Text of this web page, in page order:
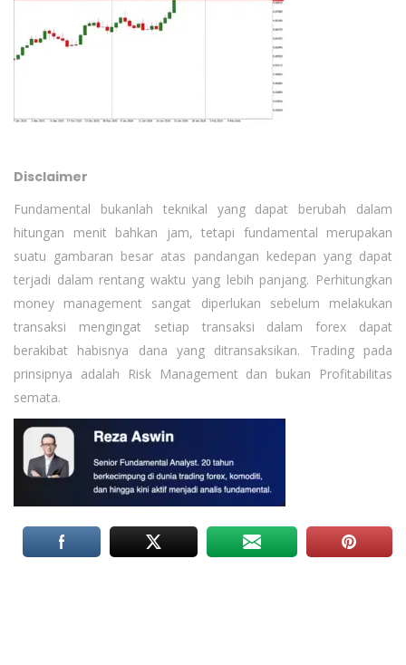
Disclaimer
Fundamental bukanlah teknikal yang dapat berubah dalam
hitungan menit bahkan jam, tetapi fundamental merupakan
suatu gambaran besar atas pandangan kedepan yang dapat
terjadi dalam rentang waktu yang lebih panjang. Perhitungkan
money management sangat diperlukan sebelum melakukan
transaksi mengingat setiap transaksi dalam forex dapat
berakibat habisnya dana yang ditransaksikan. Trading pada
prinsipnya adalah Risk Management dan bukan Profitabilitas
semata.